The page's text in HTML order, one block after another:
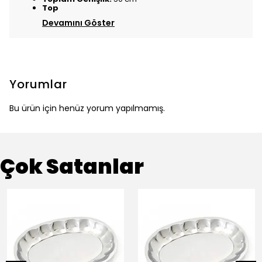
Top
Devamını Göster
Yorumlar
Bu ürün için henüz yorum yapılmamış.
Çok Satanlar